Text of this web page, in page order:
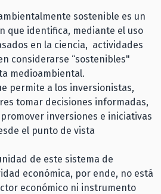
sostenible es un
que identifica, mediante el uso
en la ciencia, actividades
considerarse “sostenibles"
medioambiental.
permite a los inversionistas,
tomar decisiones informadas,
inversiones e iniciativas
el punto de vista
de este sistema de
económica, por ende, no está
económico ni instrumento